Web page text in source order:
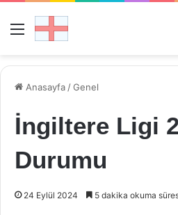
Menü
Anasayfa /Genel
İngiltere Ligi
Durumu
24 Eylül 2024 5 dakika okuma